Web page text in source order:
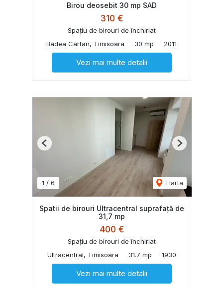
Birou deosebit 30 mp SAD
310 €
Spațiu de birouri de închiriat
Badea Cartan, Timisoara
30 mp 2011
Vezi mai multe detalii
1 / 6 Harta
Previous Next
Spatii de birouri Ultracentral suprafață de
31,7 mp
400 €
Spațiu de birouri de închiriat
Ultracentral, Timisoara
31.7 mp 1930
Vezi mai multe detalii